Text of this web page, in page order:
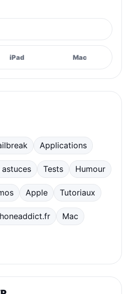
iPad Mac
Applications
astuces Tests Humour
Apple Tutoriaux
Mac